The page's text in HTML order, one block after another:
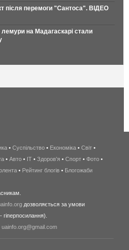
після перемоги "Сантоса". ВІДЕО
на Мадагаскарі стали
беспроводной
интернет
киев
wimax
в
• Суспільство • Економіка • Світ •
• Авто • IT • Здоров'я • Спорт • Фото •
• Рейтинг блогів • Блогожаби
дозволяється за умови
uainfo.org@gmail.com